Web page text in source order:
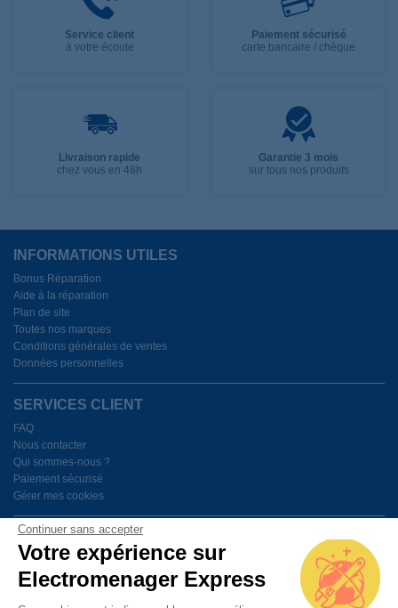
Continuer sans accepter
Votre expérience sur
Electromenager Express
Service client
à votre écoute
Paiement sécurisé
carte bancaire / chèque
Livraison rapide
chez vous en 48h
Garantie 3 mois
sur tous nos produits
INFORMATIONS UTILES
Bonus Réparation
Aide à la réparation
Plan de site
Toutes nos marques
Conditions générales de ventes
Données personnelles
SERVICES CLIENT
FAQ
Nous contacter
Qui sommes-nous ?
Paiement sécurisé
Gérer mes cookies
BESOIN D'AIDE ?